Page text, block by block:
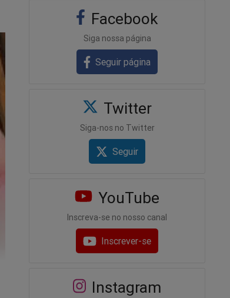
Facebook
Siga nossa página
Seguir página
Twitter
Siga-nos no Twitter
Seguir
YouTube
Inscreva-se no nosso canal
Inscrever-se
Instagram